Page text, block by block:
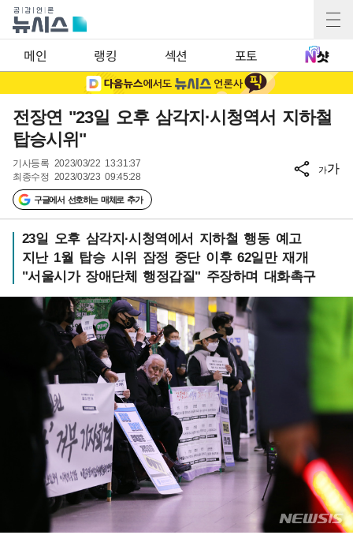
메인 랭킹 섹션 포토
전장연 "23일 오후 삼각지·시청역서 지하철
탑승시위"
기사등록 2023/03/22 13:31:37
최종수정 2023/03/23 09:45:28
구글에서 선호하는 매체로 추가
가가
23일 오후 삼각지·시청역에서 지하철 행동 예고
지난 1월 탑승 시위 잠정 중단 이후 62일만 재개
"서울시가 장애단체 행정갑질" 주장하며 대화촉구